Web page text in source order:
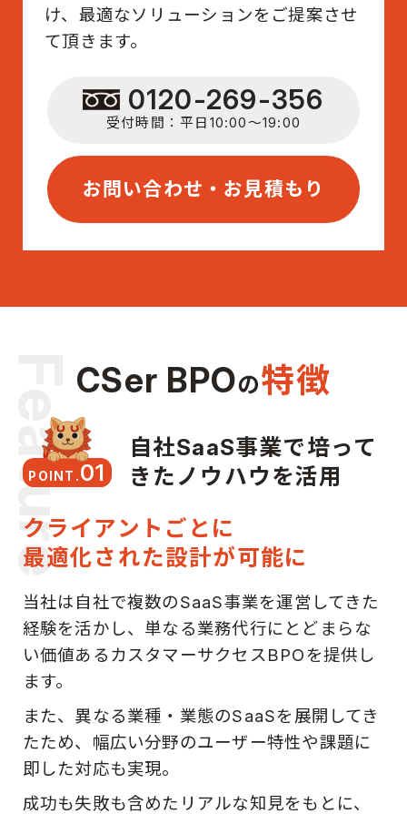
け、最適なソリューションをご提案させ
て頂きます。
0120-269-356
受付時間：平日10:00〜19:00
お問い合わせ・お見積もり
FeatureCSer BPOの特徴
POINT.01
自社SaaS事業で培って
きたノウハウを活用
クライアントごとに
最適化された設計が可能に
当社は自社で複数のSaaS事業を運営してきた
経験を活かし、単なる業務代行にとどまらな
い価値あるカスタマーサクセスBPOを提供し
ます。
また、異なる業種・業態のSaaSを展開してき
たため、幅広い分野のユーザー特性や課題に
即した対応も実現。
成功も失敗も含めたリアルな知見をもとに、